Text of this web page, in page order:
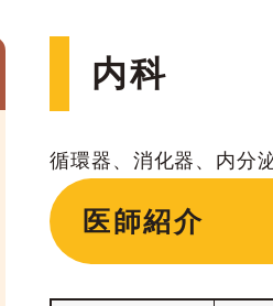
内科
循環器、消化器、内分
医師紹介